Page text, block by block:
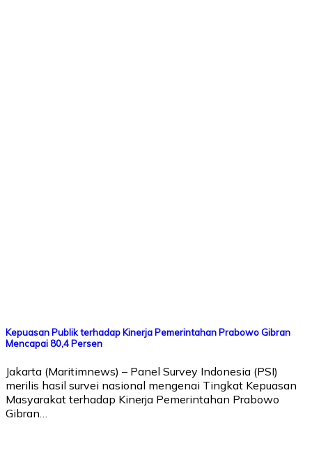
Kepuasan Publik terhadap Kinerja Pemerintahan Prabowo Gibran
Mencapai 80,4 Persen
Jakarta (Maritimnews) – Panel Survey Indonesia (PSI)
merilis hasil survei nasional mengenai Tingkat Kepuasan
Masyarakat terhadap Kinerja Pemerintahan Prabowo
Gibran…